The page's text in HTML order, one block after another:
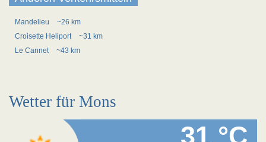
Mandelieu
~26 km
Croisette Heliport
~31 km
Le Cannet
~43 km
Wetter für Mons
31 °C